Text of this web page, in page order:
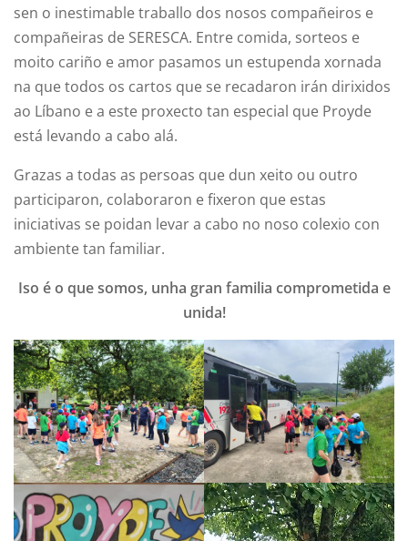
sen o inestimable traballo dos nosos compañeiros e
compañeiras de SERESCA. Entre comida, sorteos e
moito cariño e amor pasamos un estupenda xornada
na que todos os cartos que se recadaron irán dirixidos
ao Líbano e a este proxecto tan especial que Proyde
está levando a cabo alá.
Grazas a todas as persoas que dun xeito ou outro
participaron, colaboraron e fixeron que estas
iniciativas se poidan levar a cabo no noso colexio con
ambiente tan familiar.
Iso é o que somos, unha gran familia comprometida e
unida!